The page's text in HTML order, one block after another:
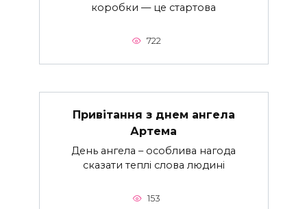
коробки — це стартова
722
Привітання з днем ангела
Артема
День ангела – особлива нагода
сказати теплі слова людині
153